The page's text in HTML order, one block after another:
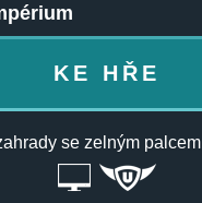
KE HŘE
se zelným palcem